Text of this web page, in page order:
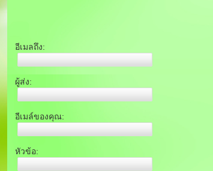
อีเมลถึง:
ผู้ส่ง:
อีเมล์ของคุณ:
หัวข้อ: